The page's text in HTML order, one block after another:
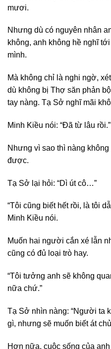
mươi.
Nhưng dù có nguyên nhân
không, anh không hề nghĩ
mình.
Mà không chỉ là nghi ngờ,
dù không bị Thợ săn phản
tay nàng. Tạ Sở nghĩ mãi
Minh Kiều nói: “Đã từ lâu rồi.”
Nhưng vì sao thì nàng
được.
Tạ Sở lại hỏi: “Dì út cô…”
“Tôi cũng biết hết rồi, là tôi
Minh Kiều nói.
Muốn hai người cắn xé lẫn
cũng có đủ loại trò hay.
“Tôi tưởng anh sẽ không
nữa chứ.”
Tạ Sở nhìn nàng: “Người ta
gì, nhưng sẽ muốn biết át
Hơn nữa, cuộc sống của